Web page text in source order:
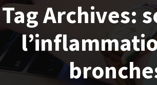
Tag Archives: